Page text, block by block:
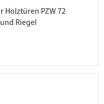
Holztüren PZW 72
und Riegel